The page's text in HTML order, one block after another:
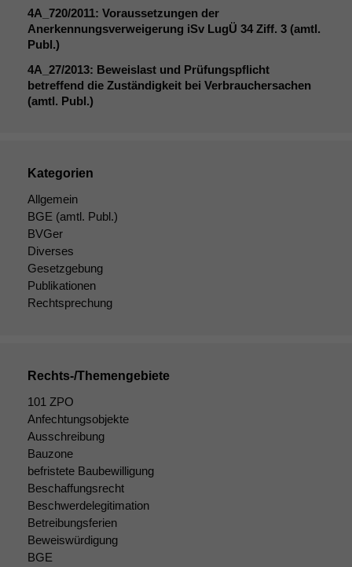
4A_720/2011: Voraussetzungen der
Anerkennungsverweigerung iSv LugÜ 34 Ziff. 3 (amtl.
Publ.)
4A_27/2013: Beweislast und Prüfungspflicht
betreffend die Zuständigkeit bei Verbrauchersachen
(amtl. Publ.)
Kategorien
Allgemein
BGE (amtl. Publ.)
BVGer
Diverses
Gesetzgebung
Publikationen
Rechtsprechung
Rechts-/Themengebiete
101 ZPO
Anfechtungsobjekte
Ausschreibung
Bauzone
befristete Baubewilligung
Beschaffungsrecht
Beschwerdelegitimation
Betreibungsferien
Beweiswürdigung
BGE
Um unsere
Website zu
verbessern,
wir
anonyme